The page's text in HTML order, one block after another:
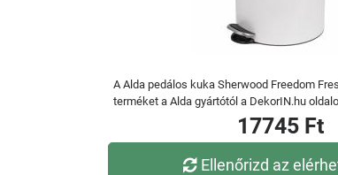
A Alda pedálos kuka Sherwood Freedom
terméket a Alda gyártótól a DekorIN.hu
17745 Ft
Ellenőrizd az